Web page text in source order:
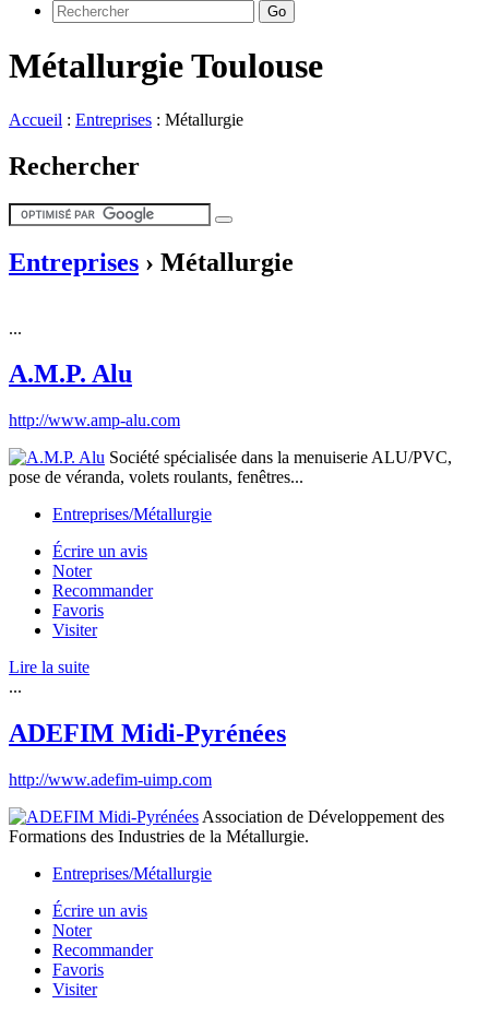
Go
Métallurgie Toulouse
Accueil : Entreprises : Métallurgie
Rechercher
Entreprises › Métallurgie
...
A.M.P. Alu
http://www.amp-alu.com
Société spécialisée dans la menuiserie ALU/PVC,
pose de véranda, volets roulants, fenêtres...
Entreprises/Métallurgie
Écrire un avis
Noter
Recommander
Favoris
Visiter
Lire la suite
...
ADEFIM Midi-Pyrénées
http://www.adefim-uimp.com
Association de Développement des
Formations des Industries de la Métallurgie.
Entreprises/Métallurgie
Écrire un avis
Noter
Recommander
Favoris
Visiter